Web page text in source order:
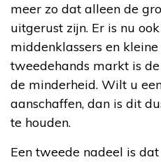
meer zo dat alleen de
uitgerust zijn. Er is nu
middenklassers en
tweedehands markt is
de minderheid. Wilt u
aanschaffen, dan is dit
te houden.
Een tweede nadeel is